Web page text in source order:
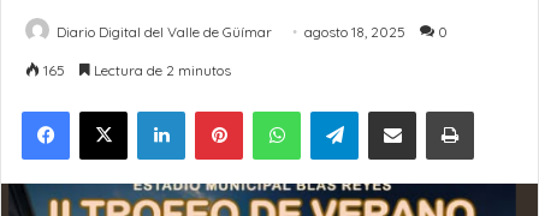
Diario Digital del Valle de Güímar agosto 18, 2025 0
165 Lectura de 2 minutos
LinkedInPinterestWhatsAppTelegramCompartir por Email Imprimir